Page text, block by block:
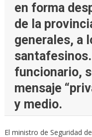
en forma
de la
generales, a
santafesinos.
funcionario,
mensaje
y medio.
El ministro de Seguridad